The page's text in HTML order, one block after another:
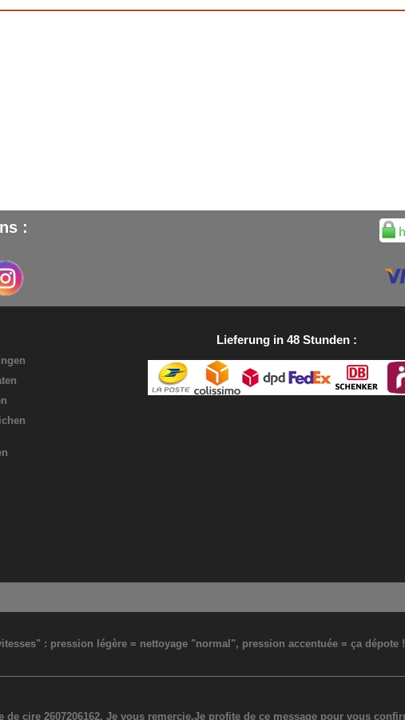
:
Lieferung in 48 Stunden
: pression légère = nettoyage "normal", pression accentuée = ça
cire 2607206162. Je vous remercie.Je profite de ce message pour vous